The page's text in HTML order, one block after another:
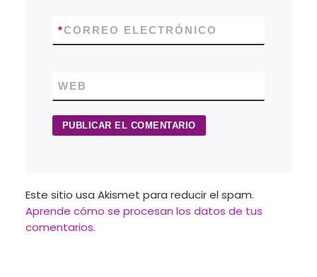
CORREO ELECTRÓNICO
*
WEB
Este sitio usa Akismet para reducir el spam.
Aprende cómo se procesan los datos de tus
comentarios.